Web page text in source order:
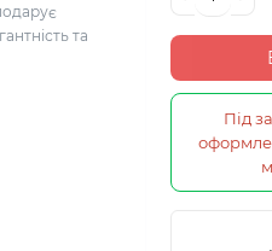
та
Під